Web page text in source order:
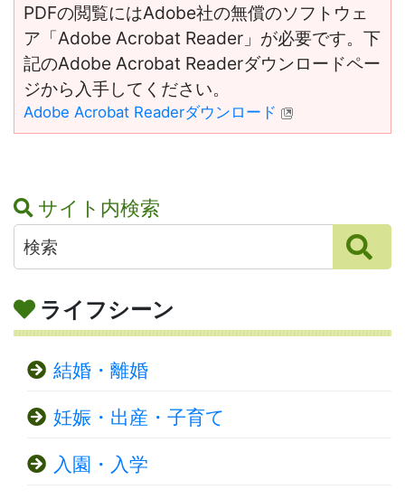
PDFの閲覧にはAdobe社の無償のソフトウェ
ア「Adobe Acrobat Reader」が必要です。下
記のAdobe Acrobat Readerダウンロードペー
ジから入手してください。
Adobe Acrobat Readerダウンロード
サイト内検索
ライフシーン
結婚・離婚
妊娠・出産・子育て
入園・入学